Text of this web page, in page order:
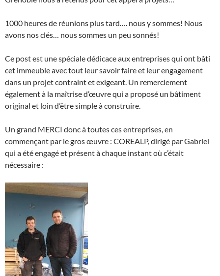
1000 heures de réunions plus tard…. nous y sommes! Nous
avons nos clés… nous sommes un peu sonnés!
Ce post est une spéciale dédicace aux entreprises qui ont bâti
cet immeuble avec tout leur savoir faire et leur engagement
dans un projet contraint et exigeant. Un remerciement
également à la maîtrise d’œuvre qui a proposé un bâtiment
original et loin d’être simple à construire.
Un grand MERCI donc à toutes ces entreprises, en
commençant par le gros œuvre : COREALP, dirigé par Gabriel
qui a été engagé et présent à chaque instant où c’était
nécessaire :